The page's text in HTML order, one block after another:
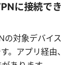
に接続でき
の対象デバイス
。アプリ経由、